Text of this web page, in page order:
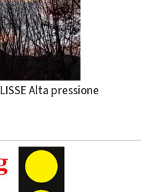
Alta pressione